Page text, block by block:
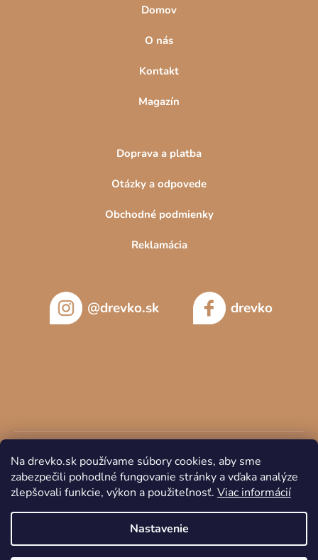
Na drevko.sk používame súbory cookies, aby sme
zabezpečili pohodlné fungovanie stránky a vďaka analýze
zlepšovali funkcie, výkon a použiteľnosť. Viac informácií
Nastavenie
ý
p
i
s
Domov
O nás
Kontakt
Magazín
Doprava a platba
Otázky a odpovede
Obchodné podmienky
Reklamácia
@drevko.sk drevko